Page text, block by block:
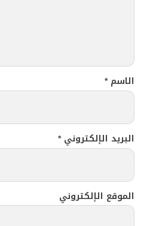
الاسم*
البريد الإلكتروني*
الموقع الإلكتروني